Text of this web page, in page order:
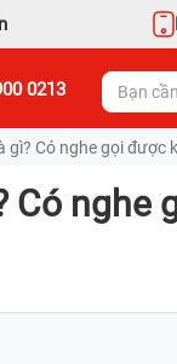
0213
gì? Có nghe gọi được
Có nghe